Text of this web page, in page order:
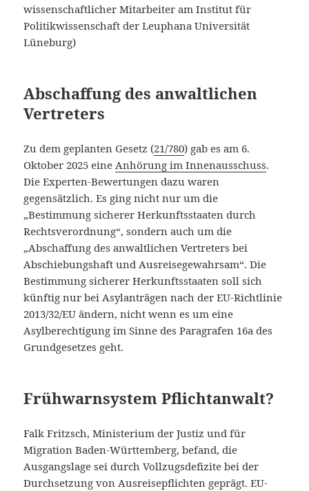
wissenschaftlicher Mitarbeiter am Institut für
Politikwissenschaft der Leuphana Universität
Lüneburg)
Abschaffung des anwaltlichen
Vertreters
Zu dem geplanten Gesetz (21/780) gab es am 6.
Oktober 2025 eine Anhörung im Innenausschuss.
Die Experten-Bewertungen dazu waren
gegensätzlich. Es ging nicht nur um die
„Bestimmung sicherer Herkunftsstaaten durch
Rechtsverordnung“, sondern auch um die
„Abschaffung des anwaltlichen Vertreters bei
Abschiebungshaft und Ausreisegewahrsam“. Die
Bestimmung sicherer Herkunftsstaaten soll sich
künftig nur bei Asylanträgen nach der EU-Richtlinie
2013/32/EU ändern, nicht wenn es um eine
Asylberechtigung im Sinne des Paragrafen 16a des
Grundgesetzes geht.
Frühwarnsystem Pflichtanwalt?
Falk Fritzsch, Ministerium der Justiz und für
Migration Baden-Württemberg, befand, die
Ausgangslage sei durch Vollzugsdefizite bei der
Durchsetzung von Ausreisepflichten geprägt. EU-